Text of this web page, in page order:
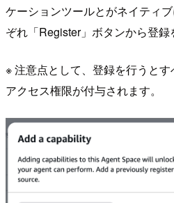
ケーションツールとがネイティ
ぞれ「Register」ボタンから登録
※ 注意点として、登録を行うと
アクセス権限が付与されます。